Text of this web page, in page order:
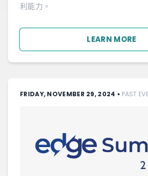
利能力。
LEARN MORE
FRIDAY, NOVEMBER 29, 2024 • PAST